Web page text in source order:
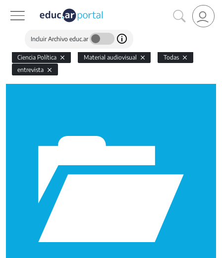
Incluir Archivo educ.ar
Ciencia Política Material audiovisual
Todas
entrevista